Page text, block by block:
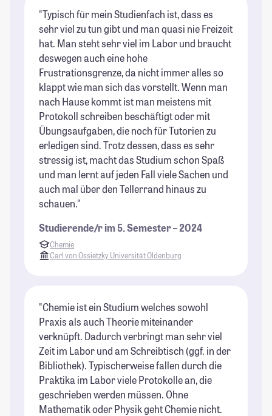
"Typisch für mein Studienfach ist, dass es
sehr viel zu tun gibt und man quasi nie Freizeit
hat. Man steht sehr viel im Labor und braucht
deswegen auch eine hohe
Frustrationsgrenze, da nicht immer alles so
klappt wie man sich das vorstellt. Wenn man
nach Hause kommt ist man meistens mit
Protokoll schreiben beschäftigt oder mit
Übungsaufgaben, die noch für Tutorien zu
erledigen sind. Trotz dessen, dass es sehr
stressig ist, macht das Studium schon Spaß
und man lernt auf jeden Fall viele Sachen und
auch mal über den Tellerrand hinaus zu
schauen."
Studierende/r im 5. Semester – 2024
Chemie
Carl von Ossietzky Universität Oldenburg
"Chemie ist ein Studium welches sowohl
Praxis als auch Theorie miteinander
verknüpft. Dadurch verbringt man sehr viel
Zeit im Labor und am Schreibtisch (ggf. in der
Bibliothek). Typischerweise fallen durch die
Praktika im Labor viele Protokolle an, die
geschrieben werden müssen. Ohne
Mathematik oder Physik geht Chemie nicht.